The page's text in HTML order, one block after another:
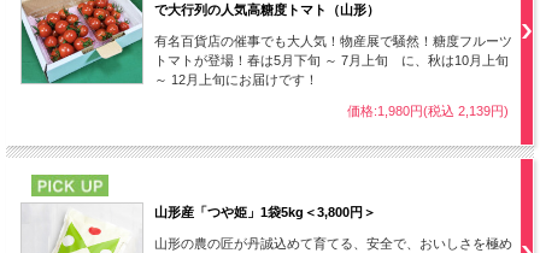
山形県内産品種との比較
参照元：
https://www.tuyahime.jp/yukiwakamaru/pro
ducer/characteristic/
で大行列の人気高糖度トマト（山形）
有名百貨店の催事でも大人気！物産展で騒然！糖度フルーツ
トマトが登場！春は5月下旬 ～ 7月上旬 に、秋は10月上旬
～ 12月上旬にお届けです！
価格:1,980円(税込 2,139円)
山形産「つや姫」1袋5kg＜3,800円＞
山形の農の匠が丹誠込めて育てる、安全で、おいしさを極め